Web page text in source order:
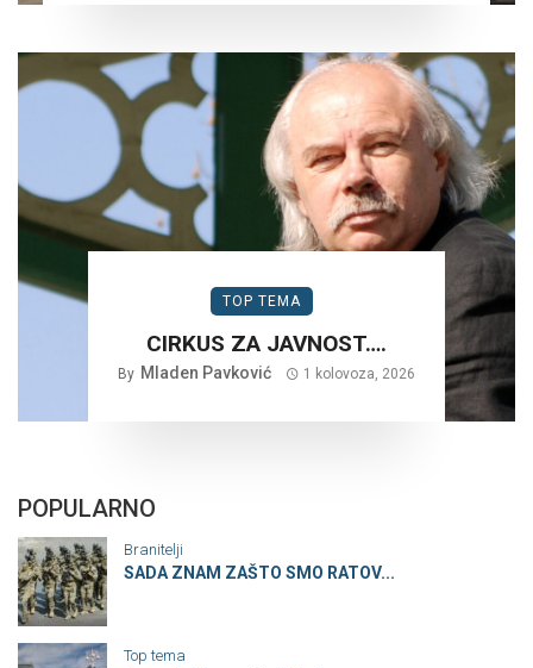
TOP TEMA
CIRKUS ZA JAVNOST….
By Mladen Pavković 1 kolovoza, 2026
POPULARNO
Branitelji
SADA ZNAM ZAŠTO SMO RATOV...
Top tema